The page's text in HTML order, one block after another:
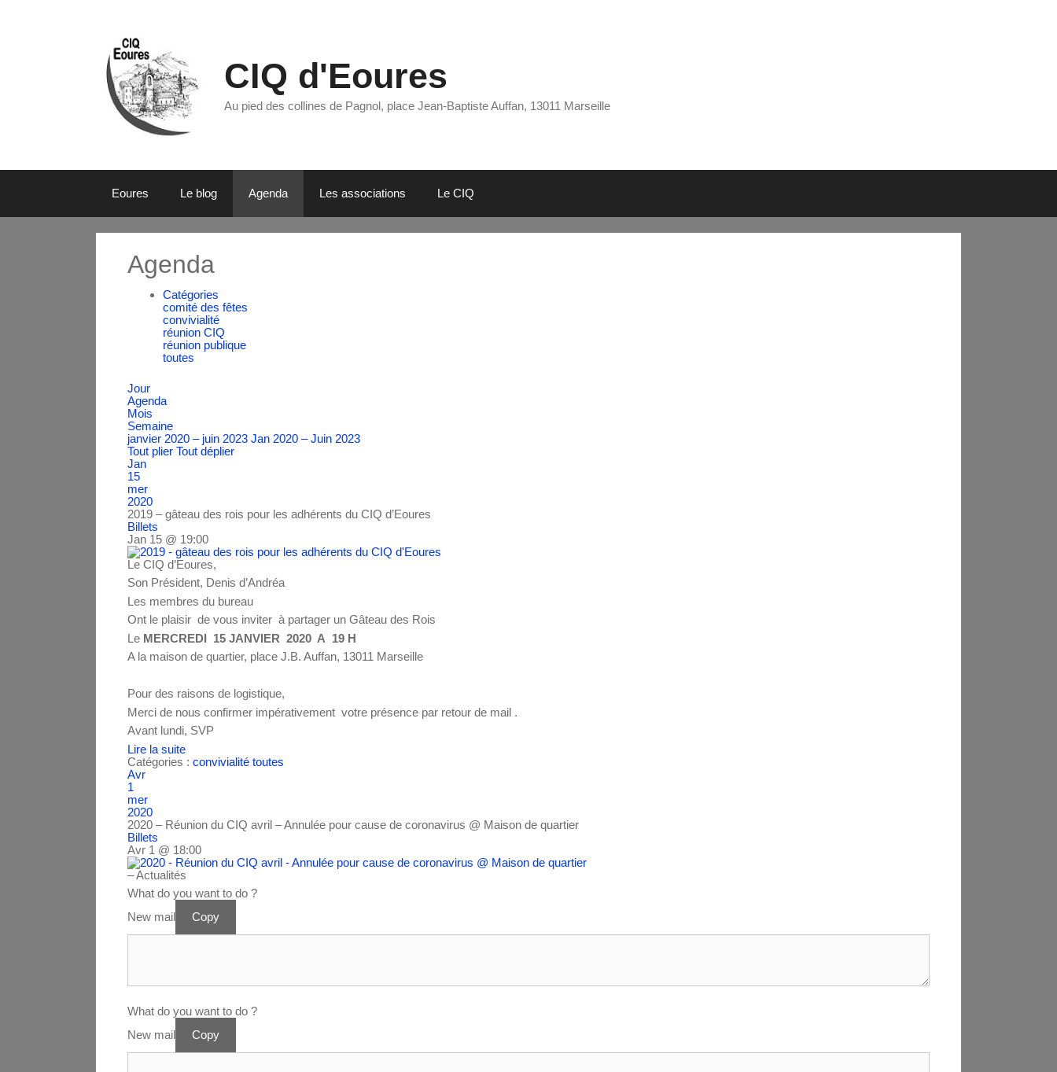
CIQ d'Eoures
Au pied des collines de Pagnol, place Jean-Baptiste Auffan, 13011 Marseille
Eoures Le blog Agenda Les associations Le CIQ
Agenda
Catégories
comité des fêtes
convivialité
réunion CIQ
réunion publique
toutes
Jour
Agenda
Mois
Semaine
janvier 2020 – juin 2023 Jan 2020 – Juin 2023
Tout plier Tout déplier
Jan
15
mer
2020
2019 – gâteau des rois pour les adhérents du CIQ d’Eoures
Billets
Jan 15 @ 19:00
Le CIQ d’Eoures,
Son Président, Denis d’Andréa
Les membres du bureau
Ont le plaisir de vous inviter à partager un Gâteau des Rois
Le MERCREDI 15 JANVIER 2020 A 19 H
A la maison de quartier, place J.B. Auffan, 13011 Marseille
Pour des raisons de logistique,
Merci de nous confirmer impérativement votre présence par retour de mail .
Avant lundi, SVP
Lire la suite
Catégories : convivialité toutes
Avr
1
mer
2020
2020 – Réunion du CIQ avril – Annulée pour cause de coronavirus @ Maison de quartier
Billets
Avr 1 @ 18:00
– Actualités
What do you want to do ?
New mail
Copy
What do you want to do ?
New mail
Copy